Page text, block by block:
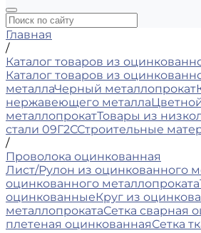
Главная
/
Каталог товаров из
Каталог товаров из
металлаЧерный металлопрокат
нержавеющего металла
металлопрокатТовары из
стали 09Г2ССтроительные
/
Проволока оцинкованная
Лист/Рулон из оцинкованного
оцинкованного металлопроката
оцинкованныеКруг из
металлопрокатаСетка сварная
плетеная оцинкованнаяСетка